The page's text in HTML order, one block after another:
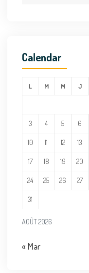
Calendar
AOÛT 2026
L M M J
3 4 5 6
10 11 12 13
17 18 19 20
24 25 26 27
31
« Mar